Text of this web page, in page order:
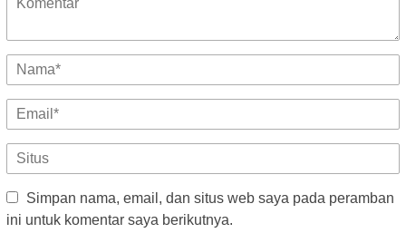
Simpan nama, email, dan situs web saya pada peramban
ini untuk komentar saya berikutnya.